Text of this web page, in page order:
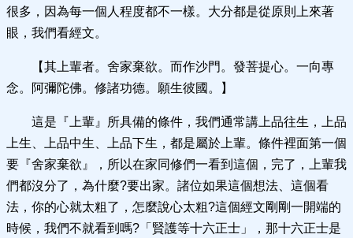
很多，因為每一個人程度都不一樣。大分都是從原則上來著
眼，我們看經文。
【其上輩者。舍家棄欲。而作沙門。發菩提心。一向專
念。阿彌陀佛。修諸功德。願生彼國。】
這是『上輩』所具備的條件，我們通常講上品往生，上品
上生、上品中生、上品下生，都是屬於上輩。條件裡面第一個
要『舍家棄欲』，所以在家同修們一看到這個，完了，上輩我
們都沒分了，為什麼?要出家。諸位如果這個想法、這個看
法，你的心就太粗了，怎麼說心太粗?這個經文剛剛一開端的
時候，我們不就看到嗎?「賢護等十六正士」，那十六正士是